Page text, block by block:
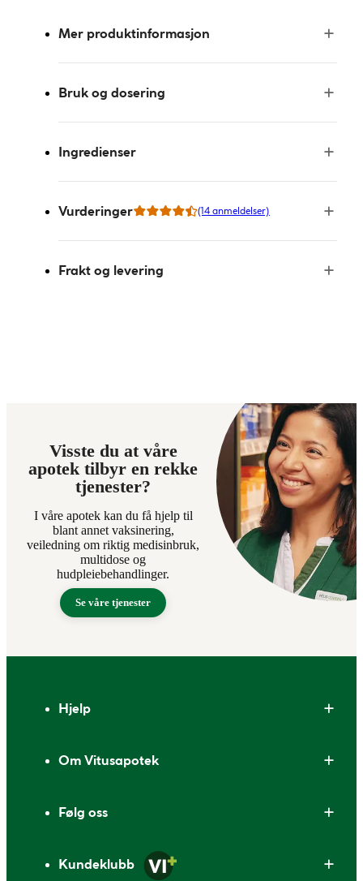
Mer produktinformasjon
Bruk og dosering
Ingredienser
Vurderinger (14 anmeldelser)
Frakt og levering
Visste du at våre
apotek tilbyr en rekke
tjenester?
I våre apotek kan du få hjelp til
blant annet vaksinering,
veiledning om riktig medisinbruk,
multidose og
hudpleiebehandlinger.
Se våre tjenester
Hjelp
Om Vitusapotek
Følg oss
Kundeklubb